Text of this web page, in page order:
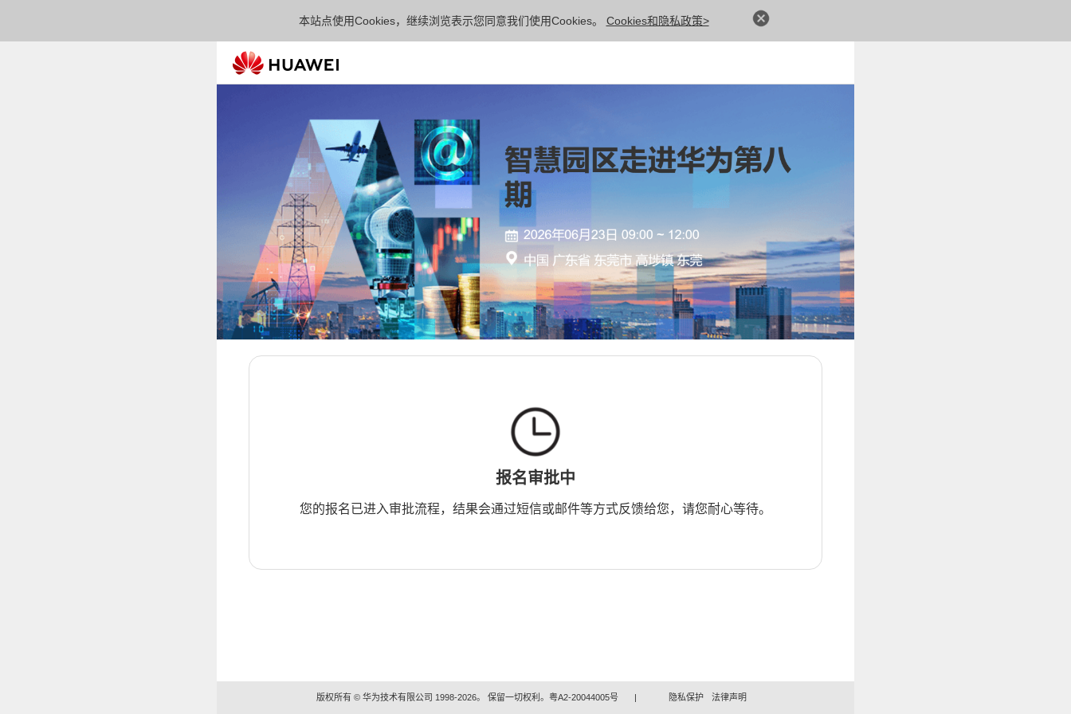
本站点使用Cookies，继续浏览表示您同意我们使用Cookies。 Cookies和隐私政策>
报名审批中
您的报名已进入审批流程，结果会通过短信或邮件等方式反馈给您，请您耐心等待。
版权所有 © 华为技术有限公司 1998-2026。 保留一切权利。粤A2-20044005号 | 隐私保护 法律声明